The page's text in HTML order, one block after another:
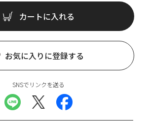
カートに入れる
お気に入りに登録する
SNSでリンクを送る